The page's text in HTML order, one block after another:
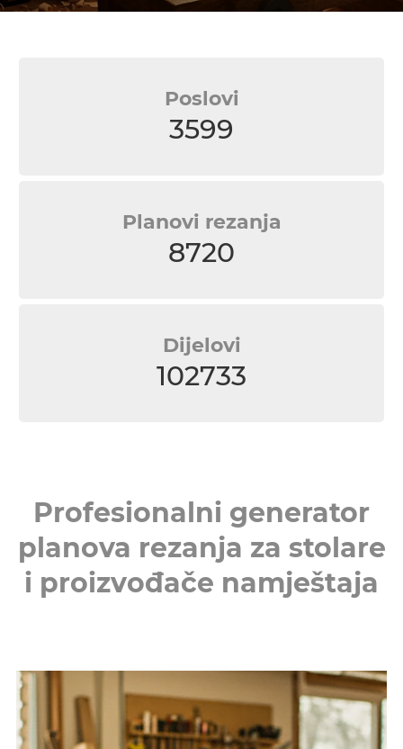
Poslovi
3599
Planovi rezanja
8720
Dijelovi
102733
Profesionalni generator
planova rezanja za stolare
i proizvođače namještaja